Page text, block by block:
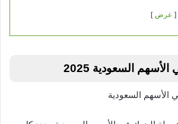
عرض
السعودية 2025